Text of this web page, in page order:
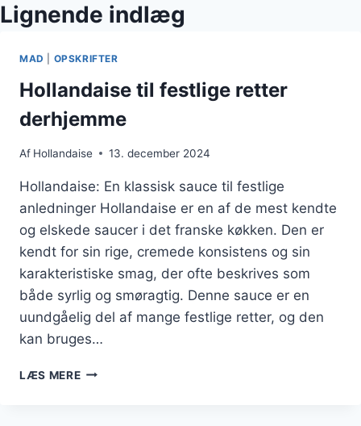
Lignende indlæg
MAD OPSKRIFTER
Hollandaise til festlige retter
derhjemme
Af Hollandaise 13. december 2024
Hollandaise: En klassisk sauce til festlige
anledninger Hollandaise er en af de mest kendte
og elskede saucer i det franske køkken. Den er
kendt for sin rige, cremede konsistens og sin
karakteristiske smag, der ofte beskrives som
både syrlig og smøragtig. Denne sauce er en
uundgåelig del af mange festlige retter, og den
kan bruges…
LÆS MEREHOLLANDAISE